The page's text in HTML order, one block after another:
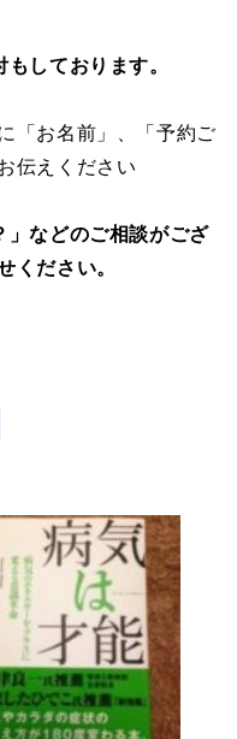
しております。
「お名前」、「予約ご
伝えください
」などのご相談がござ
ください。